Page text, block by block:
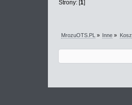
Strony: [1]
MrozuOTS.PL » Inne » Kosz